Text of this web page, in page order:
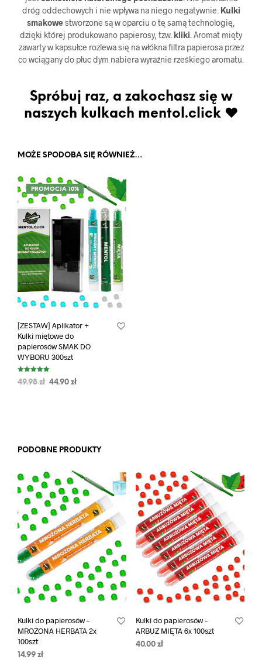
dróg oddechowych i nie wpływa na niego negatywnie. Kulki
smakowestworzone są w oparciu o tę samą technologię,
dzięki której produkowano papierosy, tzw. kliki . Aromat mięty
zawarty w kapsułce rozlewa się na włókna filtra papierosa przez
co wciągany do płuc dym nabiera wyraźnie rześkiego aromatu.
Spróbuj raz, a zakochasz się w
naszych kulkach mentol.click ♥
MOŻE SPODOBA SIĘ RÓWNIEŻ…
PROMOCJA 10%
[ZESTAW] Aplikator +
Kulki miętowe do
papierosów SMAK DO
WYBORU 300szt
Oceniono
5.00
49.98zł 44.90 zł
PODOBNE PRODUKTY
Kulki do papierosów –
MROŻONA HERBATA 2x
100szt
14.99 zł
Kulki do papierosów –
ARBUZ MIĘTA 6x 100szt
40.00 zł